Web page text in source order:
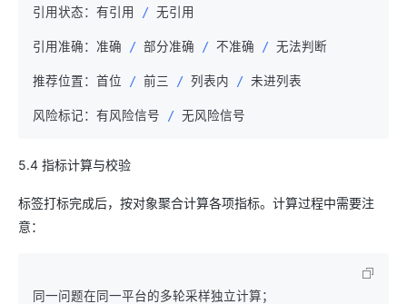
引用状态：有引用 / 无引用
引用准确：准确 / 部分准确 / 不准确 / 无法判断
推荐位置：首位 / 前三 / 列表内 / 未进列表
风险标记：有风险信号 /
5.4 指标计算与校验
标签打标完成后，按对象聚合计算各项指标。计算过程中需要注
意：
同一问题在同一平台的多轮采样独立计算；